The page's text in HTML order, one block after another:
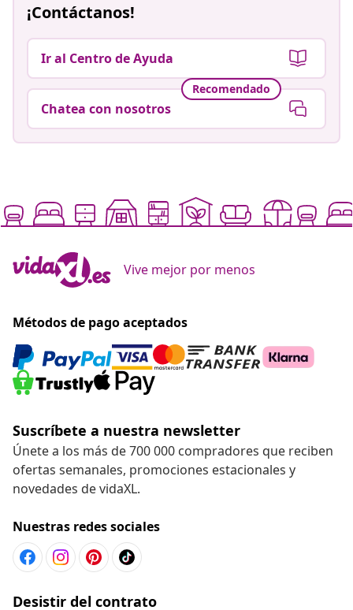
¡Contáctanos!
Ir al Centro de Ayuda
Recomendado
Chatea con nosotros
Vive mejor por menos
Métodos de pago aceptados
Suscríbete a nuestra newsletter
Únete a los más de 700 000 compradores que reciben
ofertas semanales, promociones estacionales y
novedades de vidaXL.
Nuestras redes sociales
Desistir del contrato